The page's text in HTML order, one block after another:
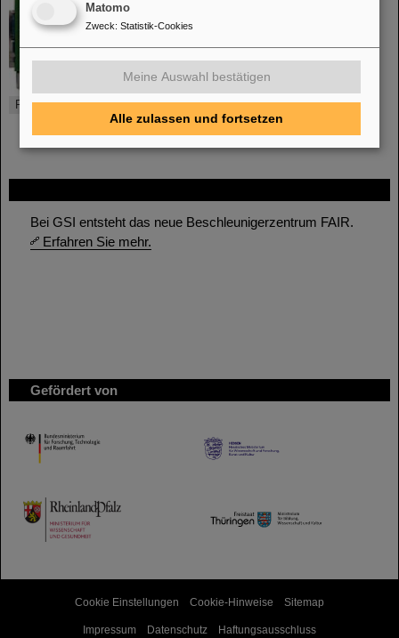
Bei GSI entsteht das neue Beschleunigerzentrum FAIR.
Erfahren Sie mehr.
Gefördert von
HMWK
TMWWDG
FEBEX3a - Top with APFEL
Cookie Einstellungen Cookie-Hinweise Sitemap
Impressum Datenschutz Haftungsausschluss
Matomo
Zweck: Statistik-Cookies
Meine Auswahl bestätigen
Alle zulassen und fortsetzen